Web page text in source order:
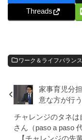
Threads
ワーク＆ライフバランス
家事育児分
意な方が行う
チャレンジのタネ
さん（paso a paso
【チャレンジの